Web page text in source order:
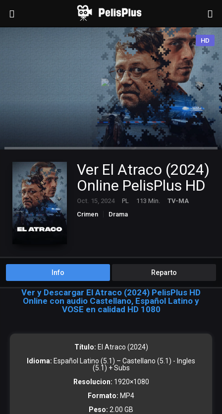
HD
Ver El Atraco (2024)
Online PelisPlus HD
Oct. 15, 2024 PL 113 Min.
TV-MA
Crimen
Drama
Info Reparto
Ver y Descargar El Atraco (2024) PelisPlus HD
Online con audio Castellano, Español Latino y
VOSE en calidad HD 1080
Título: El Atraco (2024)
Idioma: Español Latino (5.1) – Castellano (5.1) - Ingles
(5.1) + Subs
Resolucion: 1920×1080
Formato: MP4
Peso: 2.00 GB